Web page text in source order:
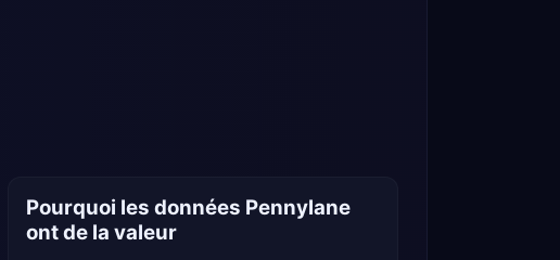
Pourquoi les données Pennylane
ont de la valeur